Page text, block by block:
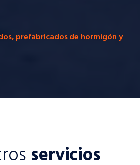
prefabricados de hormigón y
servicios